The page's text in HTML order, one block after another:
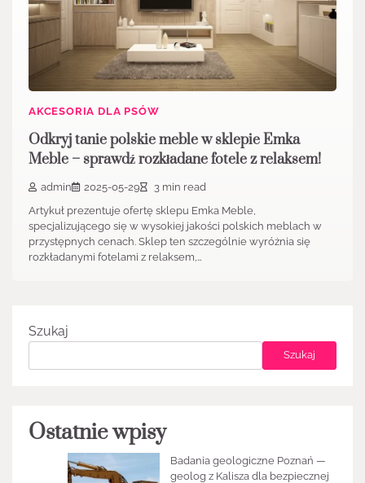
AKCESORIA DLA PSÓW
Odkryj tanie polskie meble w sklepie Emka
Meble – sprawdź rozkładane fotele z relaksem!
admin 2025-05-29
3 min read
Artykuł prezentuje ofertę sklepu Emka Meble,
specjalizującego się w wysokiej jakości polskich meblach w
przystępnych cenach. Sklep ten szczególnie wyróżnia się
rozkładanymi fotelami z relaksem,…
Szukaj
Szukaj
Ostatnie wpisy
Badania geologiczne Poznań —
geolog z Kalisza dla bezpiecznej